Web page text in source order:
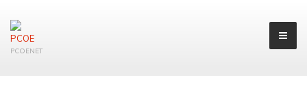
PCOENET